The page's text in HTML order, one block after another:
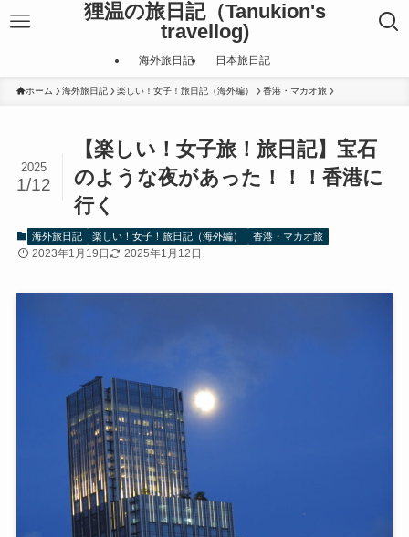
狸温の旅日記（Tanukion's
travellog)
海外旅日記 日本旅日記
ホーム 海外旅日記 楽しい！女子！旅日記（海外編） 香港・マカオ旅
【楽しい！女子旅！旅日記】宝石
のような夜があった！！！香港に
行く
2025
1/12
海外旅日記 楽しい！女子！旅日記（海外編） 香港・マカオ旅
2023年1月19日 2025年1月12日